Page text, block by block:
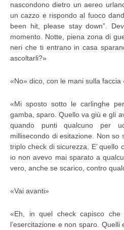
nascondono dietro un aereo
un cazzo e rispondo al fuoco
been hit, please stay down”.
momento. Notte, piena zona di
neri che ti entrano in casa
ascoltarli?»
«No» dico, con le mani sulla faccia
«Mi sposto sotto le carlinghe
gamba, sparo. Quello va giù e gli
quando punti qualcuno per
millisecondo di esitazione. Non so
triplo check di sicurezza. E’ quello
io non avevo mai sparato a
vero, anche se scarico, contro
«Vai avanti»
«Eh, in quel check capisco che
l’esercitazione e non sparo.